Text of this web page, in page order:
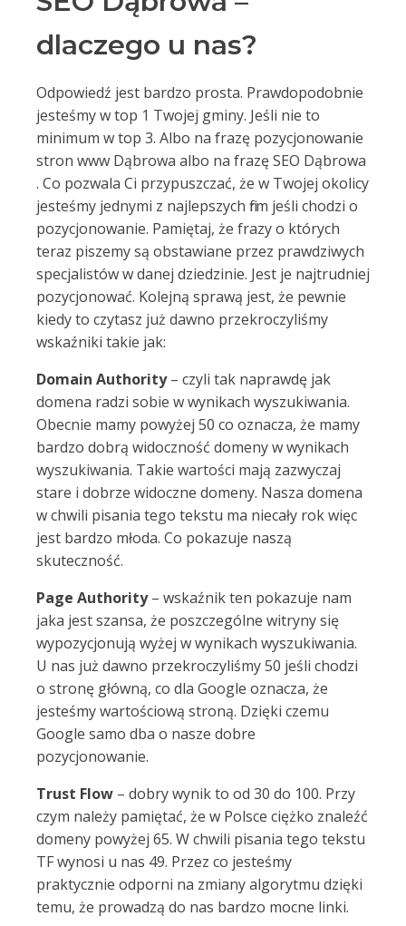
dlaczego u nas?
Odpowiedź jest bardzo prosta. Prawdopodobnie
jesteśmy w top 1 Twojej gminy. Jeśli nie to
minimum w top 3. Albo na frazę pozycjonowanie
stron www Dąbrowa albo na frazę SEO Dąbrowa
. Co pozwala Ci przypuszczać, że w Twojej okolicy
jesteśmy jednymi z najlepszych firm jeśli chodzi o
pozycjonowanie. Pamiętaj, że frazy o których
teraz piszemy są obstawiane przez prawdziwych
specjalistów w danej dziedzinie. Jest je najtrudniej
pozycjonować. Kolejną sprawą jest, że pewnie
kiedy to czytasz już dawno przekroczyliśmy
wskaźniki takie jak:
Domain Authority– czyli tak naprawdę jak
domena radzi sobie w wynikach wyszukiwania.
Obecnie mamy powyżej 50 co oznacza, że mamy
bardzo dobrą widoczność domeny w wynikach
wyszukiwania. Takie wartości mają zazwyczaj
stare i dobrze widoczne domeny. Nasza domena
w chwili pisania tego tekstu ma niecały rok więc
jest bardzo młoda. Co pokazuje naszą
skuteczność.
Page Authority– wskaźnik ten pokazuje nam
jaka jest szansa, że poszczególne witryny się
wypozycjonują wyżej w wynikach wyszukiwania.
U nas już dawno przekroczyliśmy 50 jeśli chodzi
o stronę główną, co dla Google oznacza, że
jesteśmy wartościową stroną. Dzięki czemu
Google samo dba o nasze dobre
pozycjonowanie.
Trust Flow – dobry wynik to od 30 do 100. Przy
czym należy pamiętać, że w Polsce ciężko znaleźć
domeny powyżej 65. W chwili pisania tego tekstu
TF wynosi u nas 49. Przez co jesteśmy
praktycznie odporni na zmiany algorytmu dzięki
temu, że prowadzą do nas bardzo mocne linki.